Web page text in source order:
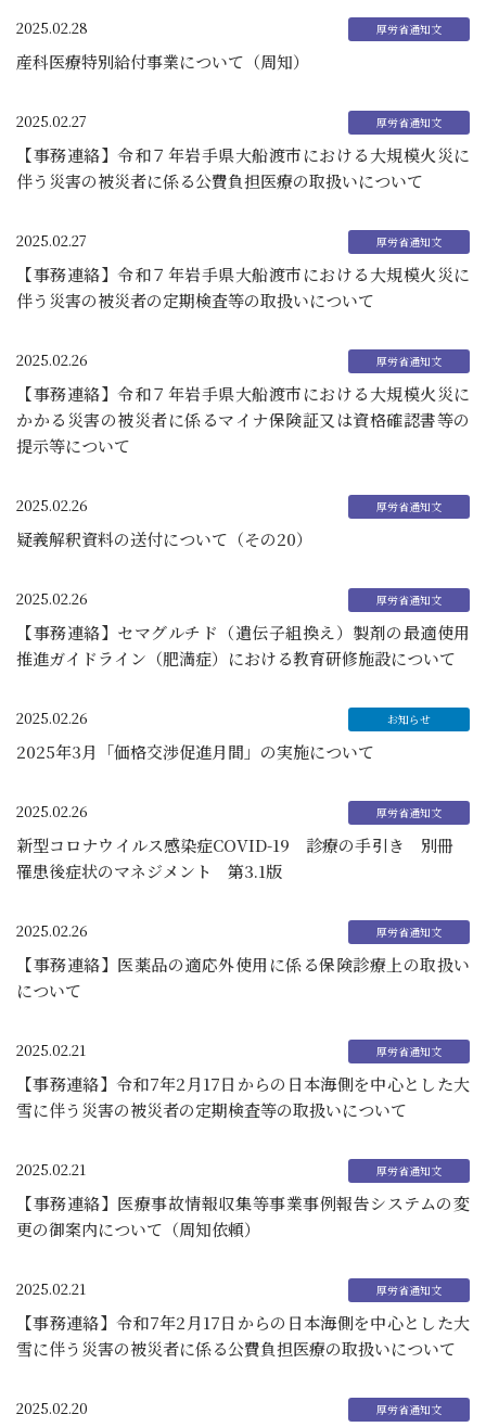
2025.02.28
産科医療特別給付事業について（周知）
2025.02.27
【事務連絡】令和７年岩手県大船渡市における大規模火災に
伴う災害の被災者に係る公費負担医療の取扱いについて
2025.02.27
【事務連絡】令和７年岩手県大船渡市における大規模火災に
伴う災害の被災者の定期検査等の取扱いについて
2025.02.26
【事務連絡】令和７年岩手県大船渡市における大規模火災に
かかる災害の被災者に係るマイナ保険証又は資格確認書等の
提示等について
2025.02.26
疑義解釈資料の送付について（その20）
2025.02.26
【事務連絡】セマグルチド（遺伝子組換え）製剤の最適使用
推進ガイドライン（肥満症）における教育研修施設について
2025.02.26
2025年3月「価格交渉促進月間」の実施について
2025.02.26
新型コロナウイルス感染症COVID-19 診療の手引き 別冊
罹患後症状のマネジメント 第3.1版
2025.02.26
【事務連絡】医薬品の適応外使用に係る保険診療上の取扱い
について
2025.02.21
【事務連絡】令和7年2月17日からの日本海側を中心とした大
雪に伴う災害の被災者の定期検査等の取扱いについて
2025.02.21
【事務連絡】医療事故情報収集等事業事例報告システムの変
更の御案内について（周知依頼）
2025.02.21
【事務連絡】令和7年2月17日からの日本海側を中心とした大
雪に伴う災害の被災者に係る公費負担医療の取扱いについて
2025.02.20